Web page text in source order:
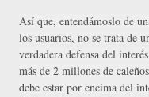
Así que, entendámoslo de
los usuarios, no se trata de
verdadera defensa del
más de 2 millones de
debe estar por encima del